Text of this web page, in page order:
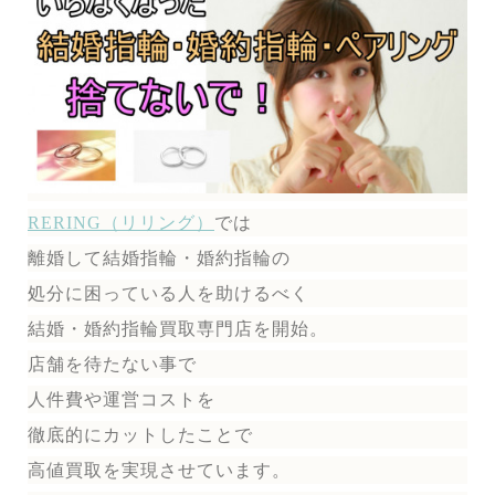
RERING（リリング） では
離婚して結婚指輪・婚約指輪の
処分に困っている人を助けるべく
結婚・婚約指輪買取専門店を開始。
店舗を待たない事で
人件費や運営コストを
徹底的にカットしたことで
高値買取を実現させています。